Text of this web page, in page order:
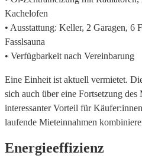
Kachelofen
• Ausstattung: Keller, 2 Garagen, 6
Fasslsauna
• Verfügbarkeit nach Vereinbarung
Eine Einheit ist aktuell vermietet.
sich auch über eine Fortsetzung
interessanter Vorteil für
laufende Mieteinnahmen
Energieeffizienz